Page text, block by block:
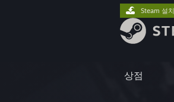
상점
Steam 설치